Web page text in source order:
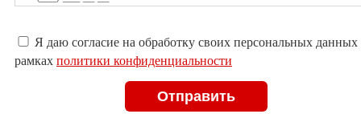
это
поле
Я даю согласие на обработку своих персональных данных
рамкахполитики конфиденциальности